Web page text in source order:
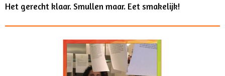
Het gerecht klaar. Smullen maar. Eet smakelijk!